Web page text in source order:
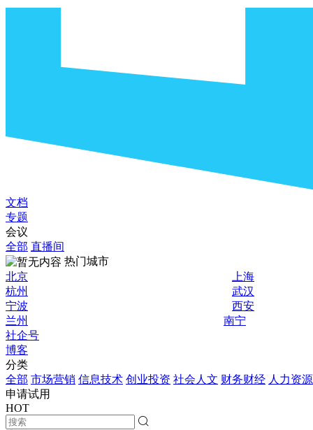
文档
专题
会议
全部 直播间
热门城市
北京
上海
杭州
武汉
宁波
西安
兰州
南宁
社企号
博客
分类
全部 市场营销 信息技术 创业投资 社会人文 财务财经 人力资源
申请试用
HOT